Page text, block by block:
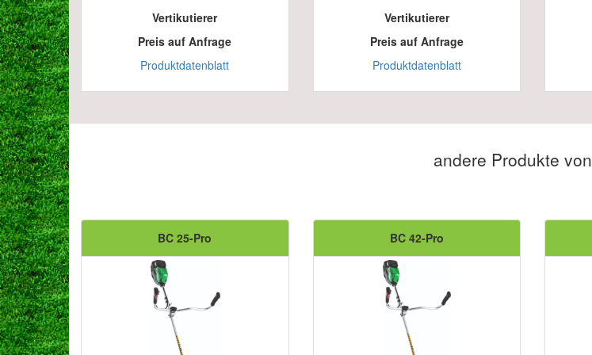
Vertikutierer
Preis auf Anfrage
Produktdatenblatt
Vertikutierer
Preis auf Anfrage
Produktdatenblatt
andere Produkte von
BC 25-Pro BC 42-Pro